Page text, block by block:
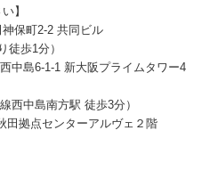
】
保町2-2 共同ビル
徒歩1分）
中島6-1-1 新大阪プライムタワー4
西中島南方駅 徒歩3分）
拠点センターアルヴェ２階